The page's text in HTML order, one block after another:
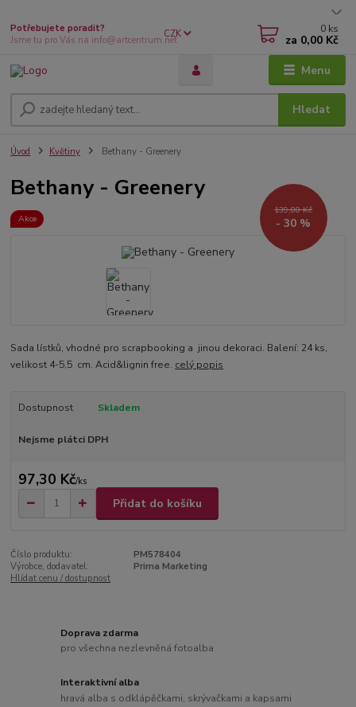
Menu
CZK
Hledat
Potřebujete poradit?
Jsme tu pro Vás na info@artcentrum.net
0 ks
za 0,00 Kč
Úvod Květiny Bethany - Greenery
Bethany - Greenery
Akce
139,00 Kč
- 30 %
Sada lístků, vhodné pro scrapbooking a jinou dekoraci. Balení: 24 ks,
velikost 4-5,5 cm. Acid&lignin free. celý popis
Dostupnost Skladem
Nejsme plátci DPH
97,30 Kč/ks
Přidat do košíku
Číslo produktu:
PM578404
Výrobce, dodavatel:
Prima Marketing
Hlídat cenu / dostupnost
Doprava zdarma
pro všechna nezlevněná fotoalba
Interaktivní alba
hravá alba s odklápěčkami, skrývačkami a kapsami